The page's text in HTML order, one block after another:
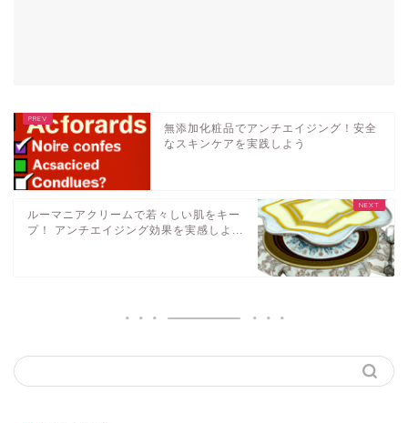
無添加化粧品でアンチエイジング！安全
なスキンケアを実践しよう
ルーマニアクリームで若々しい肌をキー
プ！ アンチエイジング効果を実感しよ...